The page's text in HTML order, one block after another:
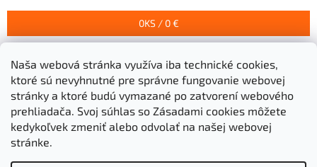
Naša webová stránka využíva iba technické cookies,
ktoré sú nevyhnutné pre správne fungovanie webovej
stránky a ktoré budú vymazané po zatvorení webového
prehliadača. Svoj súhlas so Zásadami cookies môžete
kedykoľvek zmeniť alebo odvolať na našej webovej
stránke.
0KS / 0 €
Prijímame online platby